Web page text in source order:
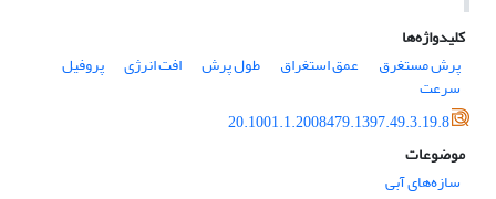
کلیدواژه‌ها
پرش مستغرق
عمق استغراق طول پرش افت انرژی پروفیل
سرعت
20.1001.1.2008479.1397.49.3.19.8
موضوعات
سازه‌های آبی